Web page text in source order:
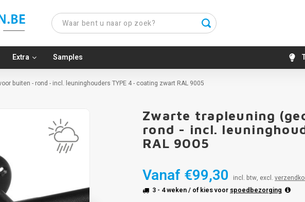
Extra Samples
buiten - rond - incl. leuninghouders TYPE 4 - coating zwart RAL 9005
Zwarte trapleuning
rond - incl.
RAL 9005
Vanaf €99,30 incl. btw, excl.
3 - 4 weken/ of kies voor spoedbezorging